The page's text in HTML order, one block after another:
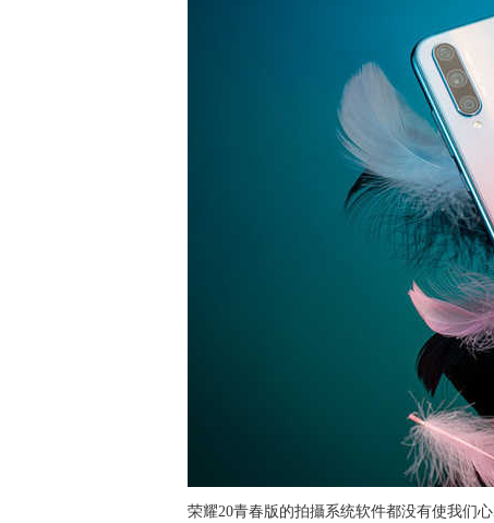
荣耀20青春版的拍攝系统软件都没有使我们